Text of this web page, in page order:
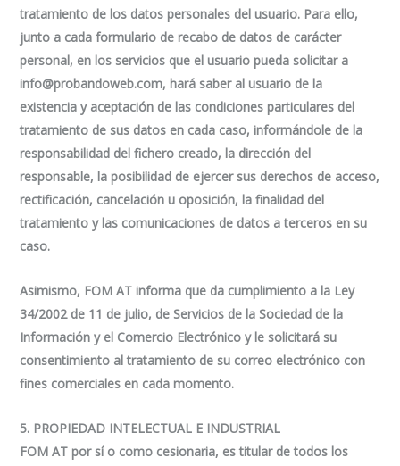
tratamiento de los datos personales del usuario. Para ello,
junto a cada formulario de recabo de datos de carácter
personal, en los servicios que el usuario pueda solicitar a
info@probandoweb.com, hará saber al usuario de la
existencia y aceptación de las condiciones particulares del
tratamiento de sus datos en cada caso, informándole de la
responsabilidad del fichero creado, la dirección del
responsable, la posibilidad de ejercer sus derechos de acceso,
rectificación, cancelación u oposición, la finalidad del
tratamiento y las comunicaciones de datos a terceros en su
caso.
Asimismo, FOM AT informa que da cumplimiento a la Ley
34/2002 de 11 de julio, de Servicios de la Sociedad de la
Información y el Comercio Electrónico y le solicitará su
consentimiento al tratamiento de su correo electrónico con
fines comerciales en cada momento.
5. PROPIEDAD INTELECTUAL E INDUSTRIAL
FOM AT por sí o como cesionaria, es titular de todos los